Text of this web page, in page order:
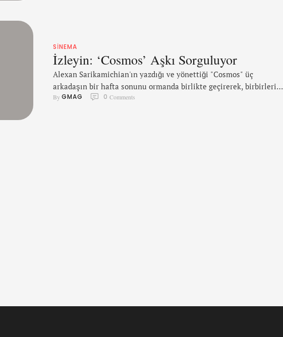
SINEMA
İzleyin: ‘Cosmos’ Aşkı Sorguluyor
Alexan Sarikamichian'ın yazdığı ve yönettiği "Cosmos" üç
arkadaşın bir hafta sonunu ormanda birlikte geçirerek, birbirlerine
olan duygularının nasıl değiştiğini, alkol, cinsel deneyimler,
By GMAG 0 Comments